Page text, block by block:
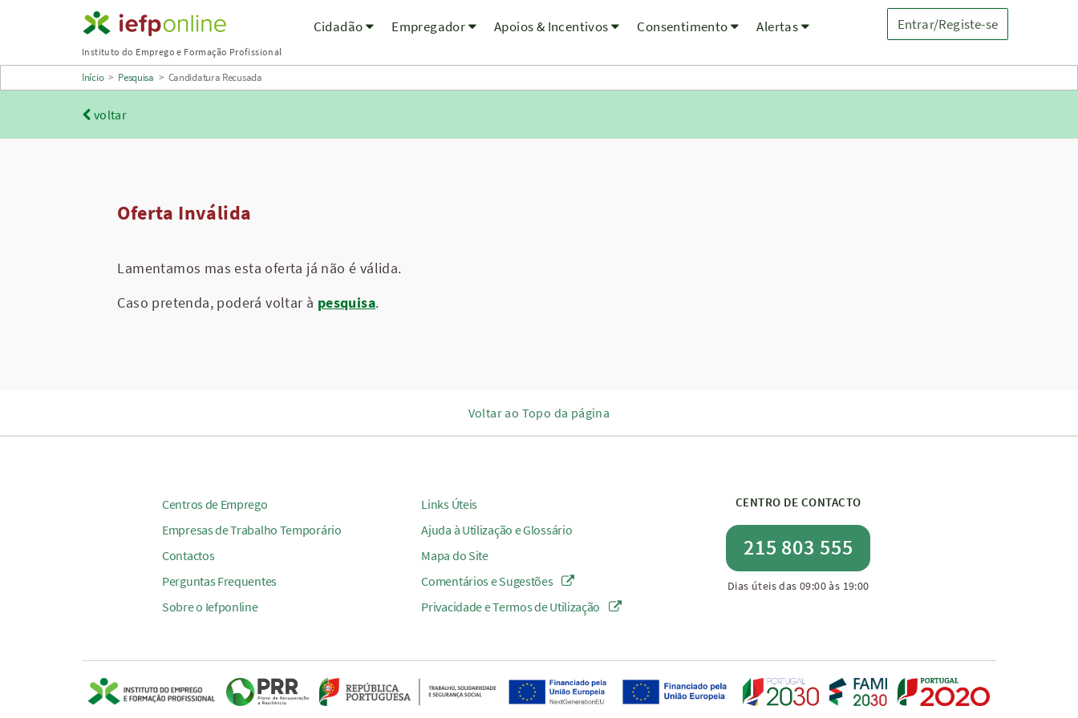
Instituto do Emprego e Formação Profissional
Entrar/Registe-se
Cidadão Empregador Apoios & Incentivos Consentimento Alertas
Início > Pesquisa > Candidatura Recusada
voltar
Oferta Inválida
Lamentamos mas esta oferta já não é válida.
Caso pretenda, poderá voltar à pesquisa.
Voltar ao Topo da página
Centros de Emprego
Empresas de Trabalho Temporário
Contactos
Perguntas Frequentes
Sobre o Iefponline
Links Úteis
Ajuda à Utilização e Glossário
Mapa do Site
Comentários e Sugestões
Privacidade e Termos de Utilização
CENTRO DE CONTACTO
215 803 555
Dias úteis das 09:00 às 19:00